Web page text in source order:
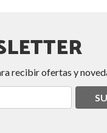
recibir ofertas y